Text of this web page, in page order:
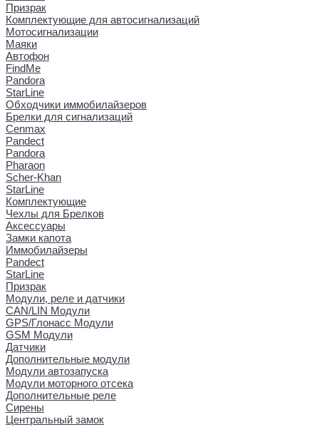
Призрак
Комплектующие для автосигнализаций
Мотосигнализации
Маяки
Автофон
FindMe
Pandora
StarLine
Обходчики иммобилайзеров
Брелки для сигнализаций
Cenmax
Pandect
Pandora
Pharaon
Scher-Khan
StarLine
Комплектующие
Чехлы для Брелков
Аксессуары
Замки капота
Иммобилайзеры
Pandect
StarLine
Призрак
Модули, реле и датчики
CAN/LIN Модули
GPS/Глонасс Модули
GSM Модули
Датчики
Дополнительные модули
Модули автозапуска
Модули моторного отсека
Дополнительные реле
Сирены
Центральный замок